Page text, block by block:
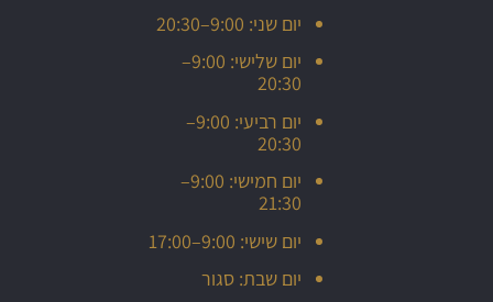
יום שני: 9:00–20:30
יום שלישי: 9:00–
20:30
יום רביעי: 9:00–
20:30
יום חמישי: 9:00–
21:30
יום שישי: 9:00–17:00
יום שבת: סגור